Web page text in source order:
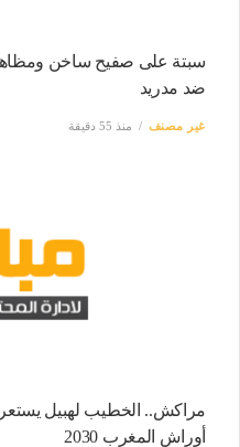
سبتة على صفيح ساخن
ضد مدريد
غير مصنف منذ 55 دقيقة
مراكش.. الخطيب لهبيل
أوراش المغرب 2030